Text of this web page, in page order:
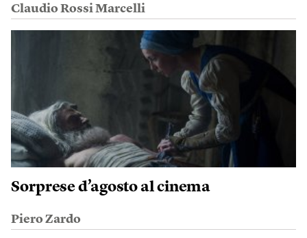
Claudio Rossi Marcelli
Sorprese d’agosto al cinema
Piero Zardo